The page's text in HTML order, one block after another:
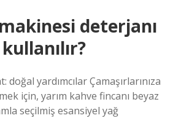
deterjanı
yardımcılar Çamaşırlarınıza
için, yarım kahve fincanı beyaz
seçilmiş esansiyel yağ